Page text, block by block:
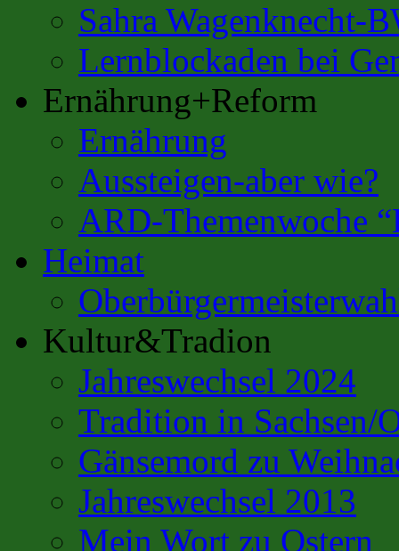
Sahra Wagenknecht-
Lernblockaden bei
Ernährung+Reform
Ernährung
Aussteigen-aber wie?
ARD-Themenwoche
Heimat
Kultur&Tradion
Jahreswechsel 2024
Tradition in Sachsen/
Gänsemord zu
Jahreswechsel 2013
Mein Wort zu Ostern